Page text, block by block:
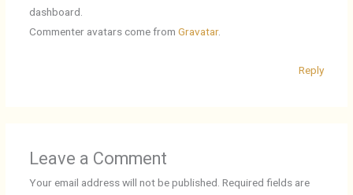
dashboard.
Commenter avatars come from Gravatar.
Reply
Leave a Comment
Your email address will not be published. Required fields are